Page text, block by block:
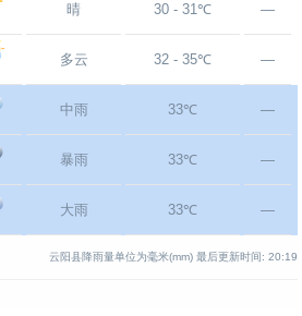
晴 30 - 31℃ —
多云 32 - 35℃ —
中雨 33℃ —
暴雨 33℃ —
大雨 33℃ —
云阳县降雨量单位为毫米(mm) 最后更新时间: 20:19